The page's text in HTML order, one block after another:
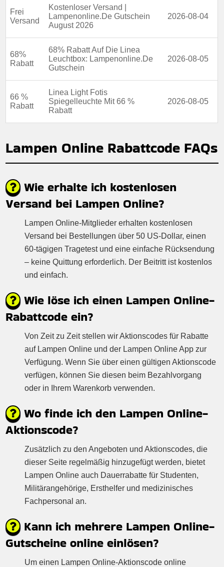
Frei
Versand
Kostenloser Versand |
Lampenonline.De Gutschein
August 2026
2026-08-04
68%
Rabatt
68% Rabatt Auf Die Linea
Leuchtbox: Lampenonline.De
Gutschein
2026-08-05
66 %
Rabatt
Linea Light Fotis
Spiegelleuchte Mit 66 %
Rabatt
2026-08-05
Lampen Online Rabattcode FAQs
Wie erhalte ich kostenlosen
Versand bei Lampen Online?
Lampen Online-Mitglieder erhalten kostenlosen
Versand bei Bestellungen über 50 US-Dollar, einen
60-tägigen Tragetest und eine einfache Rücksendung
– keine Quittung erforderlich. Der Beitritt ist kostenlos
und einfach.
Wie löse ich einen Lampen Online-
Rabattcode ein?
Von Zeit zu Zeit stellen wir Aktionscodes für Rabatte
auf Lampen Online und der Lampen Online App zur
Verfügung. Wenn Sie über einen gültigen Aktionscode
verfügen, können Sie diesen beim Bezahlvorgang
oder in Ihrem Warenkorb verwenden.
Wo finde ich den Lampen Online-
Aktionscode?
Zusätzlich zu den Angeboten und Aktionscodes, die
dieser Seite regelmäßig hinzugefügt werden, bietet
Lampen Online auch Dauerrabatte für Studenten,
Militärangehörige, Ersthelfer und medizinisches
Fachpersonal an.
Kann ich mehrere Lampen Online-
Gutscheine online einlösen?
Um einen Lampen Online-Aktionscode online